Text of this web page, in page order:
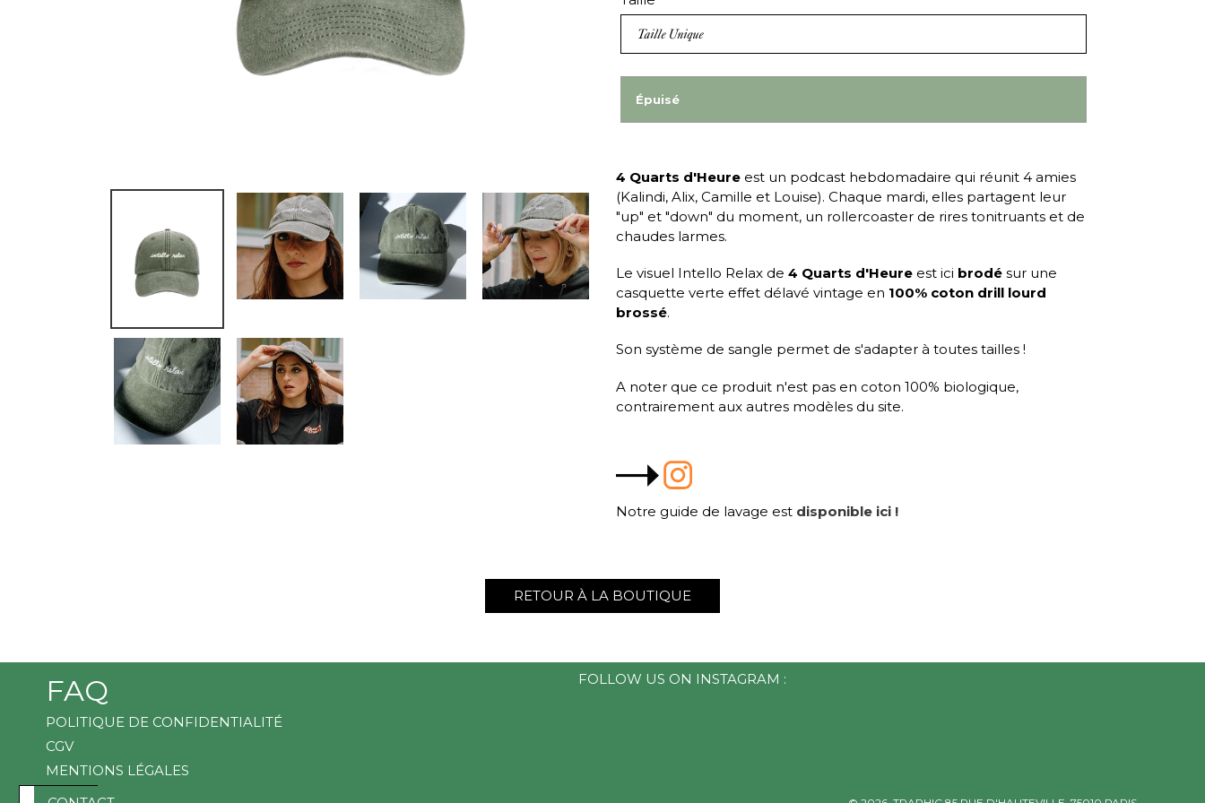
Épuisé
4 Quarts d'Heure est un podcast hebdomadaire qui réunit 4 amies
(Kalindi, Alix, Camille et Louise). Chaque mardi, elles partagent leur
"up" et "down" du moment, un rollercoaster de rires tonitruants et de
chaudes larmes.
Le visuel Intello Relax de 4 Quarts d'Heure est ici brodé sur une
casquette verte effet délavé vintage en 100% coton drill lourd
brossé.
Son système de sangle permet de s'adapter à toutes tailles !
A noter que ce produit n'est pas en coton 100% biologique,
contrairement aux autres modèles du site.
Notre guide de lavage est disponible ici !
RETOUR À LA BOUTIQUE
FAQ
POLITIQUE DE CONFIDENTIALITÉ
CGV
MENTIONS LÉGALES